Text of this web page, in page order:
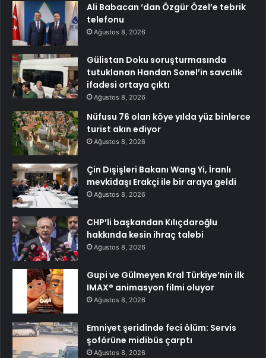
Ali Babacan ‘dan Özgür Özel’e tebrik
telefonu
Ağustos 8, 2026
Gülistan Doku soruşturmasında
tutuklanan Handan Sonel’in savcılık
ifadesi ortaya çıktı
Ağustos 8, 2026
Nüfusu 76 olan köye yılda yüz binlerce
turist akın ediyor
Ağustos 8, 2026
Çin Dışişleri Bakanı Wang Yi, İranlı
mevkidaşı Erakçi ile bir araya geldi
Ağustos 8, 2026
CHP’li başkandan Kılıçdaroğlu
hakkında kesin ihraç talebi
Ağustos 8, 2026
Gupi ve Gülmeyen Kral Türkiye’nin ilk
IMAX® animasyon filmi oluyor
Ağustos 8, 2026
Emniyet şeridinde feci ölüm: Servis
şoförüne midibüs çarptı
Ağustos 8, 2026